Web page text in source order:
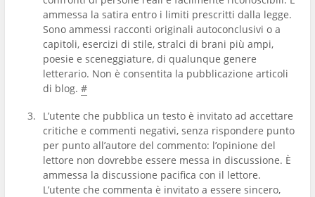
ammessa la satira entro i limiti prescritti dalla legge.
Sono ammessi racconti originali autoconclusivi o a
capitoli, esercizi di stile, stralci di brani più ampi,
poesie e sceneggiature, di qualunque genere
letterario. Non è consentita la pubblicazione articoli
di blog. #
L’utente che pubblica un testo è invitato ad accettare
critiche e commenti negativi, senza rispondere punto
per punto all’autore del commento: l’opinione del
lettore non dovrebbe essere messa in discussione. È
ammessa la discussione pacifica con il lettore.
L’utente che commenta è invitato a essere sincero,